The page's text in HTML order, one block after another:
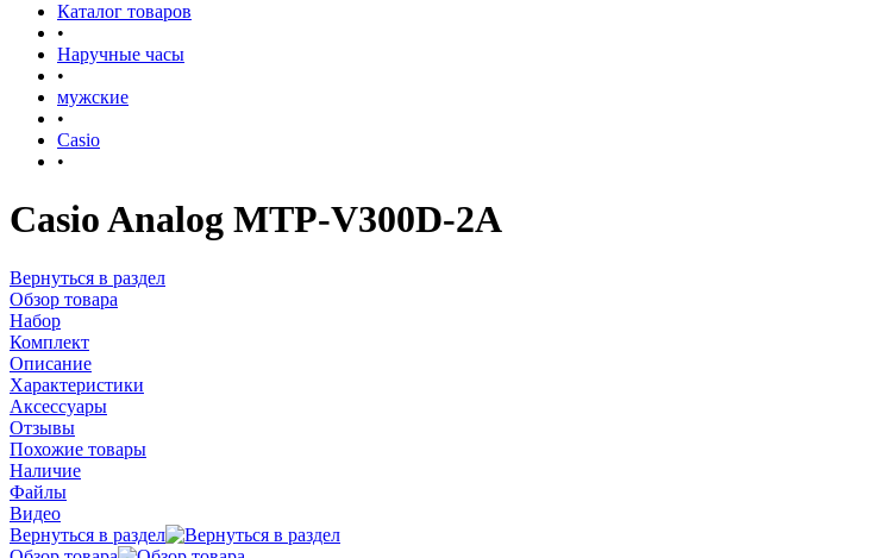
Каталог товаров
•
Наручные часы
•
мужские
•
Casio
•
Casio Analog MTP-V300D-2A
Вернуться в раздел
Обзор товара
Набор
Комплект
Описание
Характеристики
Аксессуары
Отзывы
Похожие товары
Наличие
Файлы
Видео
Вернуться в раздел